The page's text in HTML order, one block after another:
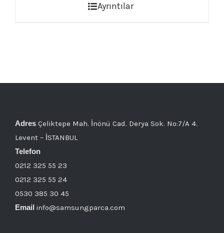
Ayrıntılar
Adres Çeliktepe Mah. İnönü Cad. Derya Sok. No:7/A 4.
Levent – İSTANBUL
Telefon
0212 325 55 23
0212 325 55 24
0530 385 30 45
Email info@samsungparca.com